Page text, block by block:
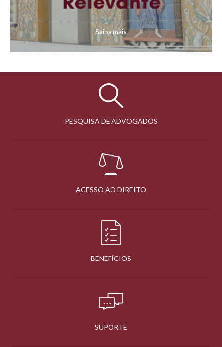
Saiba mais
PESQUISA DE ADVOGADOS
ACESSO AO DIREITO
BENEFÍCIOS
SUPORTE